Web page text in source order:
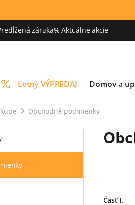
záruka% Aktuálne akcie
Letný VÝPREDAJ Domov a
Obchodné podmienky
Časť I.